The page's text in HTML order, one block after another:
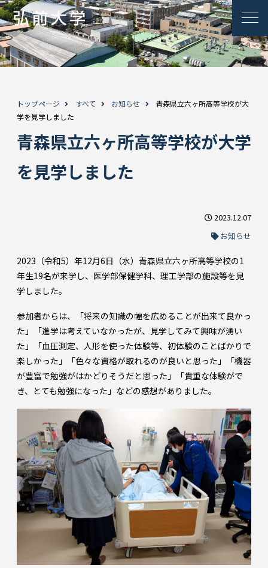
トップページ すべて お知らせ
青森県立六ヶ所高等学校が大
学を見学しました
青森県立六ヶ所高等学校が大学
を見学しました
2023.12.07
お知らせ
2023（令和5）年12月6日（水）青森県立六ヶ所高等学校の1
年生19名が来学し、医学部保健学科、理工学部の施設等を見
学しました。
参加者からは、「将来の知識の幅を広めることが出来て良かっ
た」「進学は考えていなかったが、見学してみて興味が湧い
た」「血圧測定、人形を使った体験等、初体験のことばかりで
楽しかった」「色々な資格が取れるのが良いと思った」「機器
が豊富で勉強がはかどりそうだと思った」「貴重な体験がで
き、とても勉強になった」などの感想がありました。